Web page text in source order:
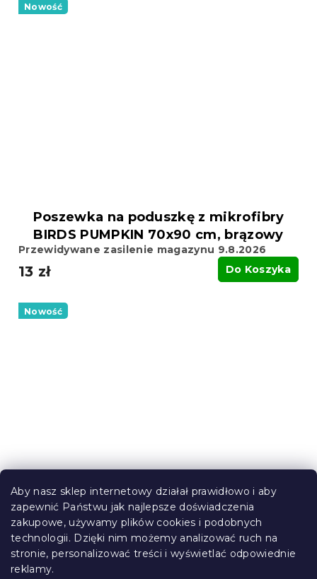
Aby nasz sklep internetowy działał prawidłowo i aby
zapewnić Państwu jak najlepsze doświadczenia
zakupowe, używamy plików cookies i podobnych
technologii. Dzięki nim możemy analizować ruch na
stronie, personalizować treści i wyświetlać odpowiednie
reklamy.
Nowość
Poszewka na poduszkę z mikrofibry
BIRDS PUMPKIN 70x90 cm, brązowy
Przewidywane zasilenie magazynu 9.8.2026
13 zł Do Koszyka
Nowość
Poszewka na poduszkę z mikrofibry
CATS AND PUMPKINS 45x45 cm,
kolorowy
Przewidywane zasilenie magazynu 9.8.2026